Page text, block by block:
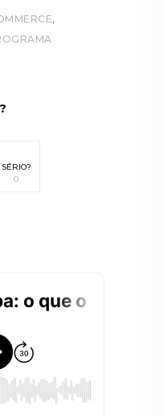
,
SÉRIO?
0